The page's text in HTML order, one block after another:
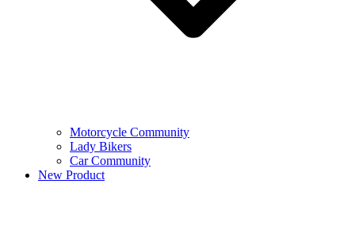
Motorcycle Community
Lady Bikers
Car Community
New Product